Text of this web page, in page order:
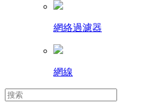
網絡過濾器
網線